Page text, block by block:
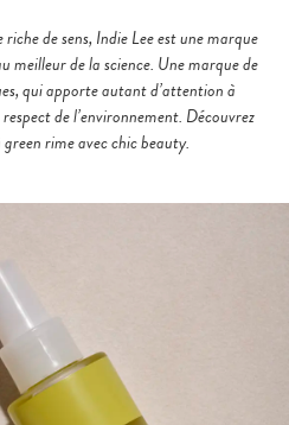
de sens, Indie Lee est une marque
meilleur de la science. Une marque de
qui apporte autant d’attention à
de l’environnement. Découvrez
green rime avec chic beauty.